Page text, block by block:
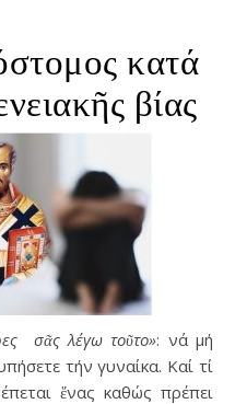
κατά
βίας
σᾶς λέγω τοῦτο»: νά μή
τήν γυναίκα. Καί τί
ἕνας καθώς πρέπει